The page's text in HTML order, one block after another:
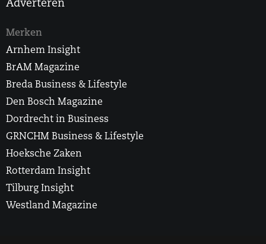
Adverteren
Merken
Arnhem Insight
BrAM Magazine
Breda Business & Lifestyle
Den Bosch Magazine
Dordrecht in Business
GRNCHM Business & Lifestyle
Hoeksche Zaken
Rotterdam Insight
Tilburg Insight
Westland Magazine